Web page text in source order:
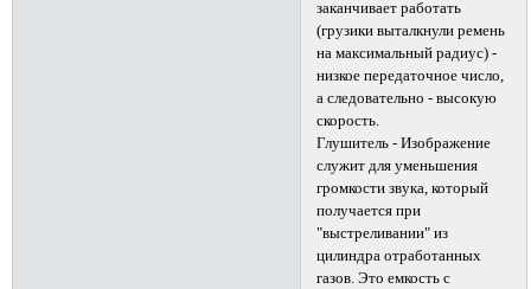
заканчивает работать
(грузики выталкнули ремень
на максимальный радиус) -
низкое передаточное число,
а следовательно - высокую
скорость.
Глушитель - Изображение
служит для уменьшения
громкости звука, который
получается при
"выстреливании" из
цилиндра отработанных
газов. Это емкость с